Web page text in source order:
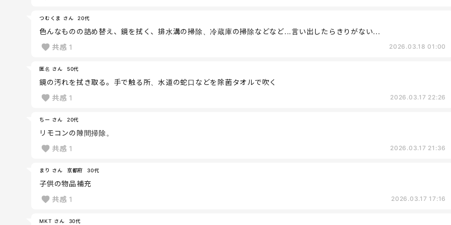
つむくま さん 20代
色んなものの詰め替え、鏡を拭く、排水溝の掃除、冷蔵庫の掃除などなど...言い出したらきりがない...
共感 1 2026.03.18 01:00
匿名 さん 50代
鏡の汚れを拭き取る。手で触る所、水道の蛇口などを除菌タオルで吹く
共感 1 2026.03.17 22:26
ちー さん 20代
リモコンの隙間掃除。
共感 1 2026.03.17 21:36
まり さん 京都府 30代
子供の物品補充
共感 1 2026.03.17 17:16
MKT さん 30代